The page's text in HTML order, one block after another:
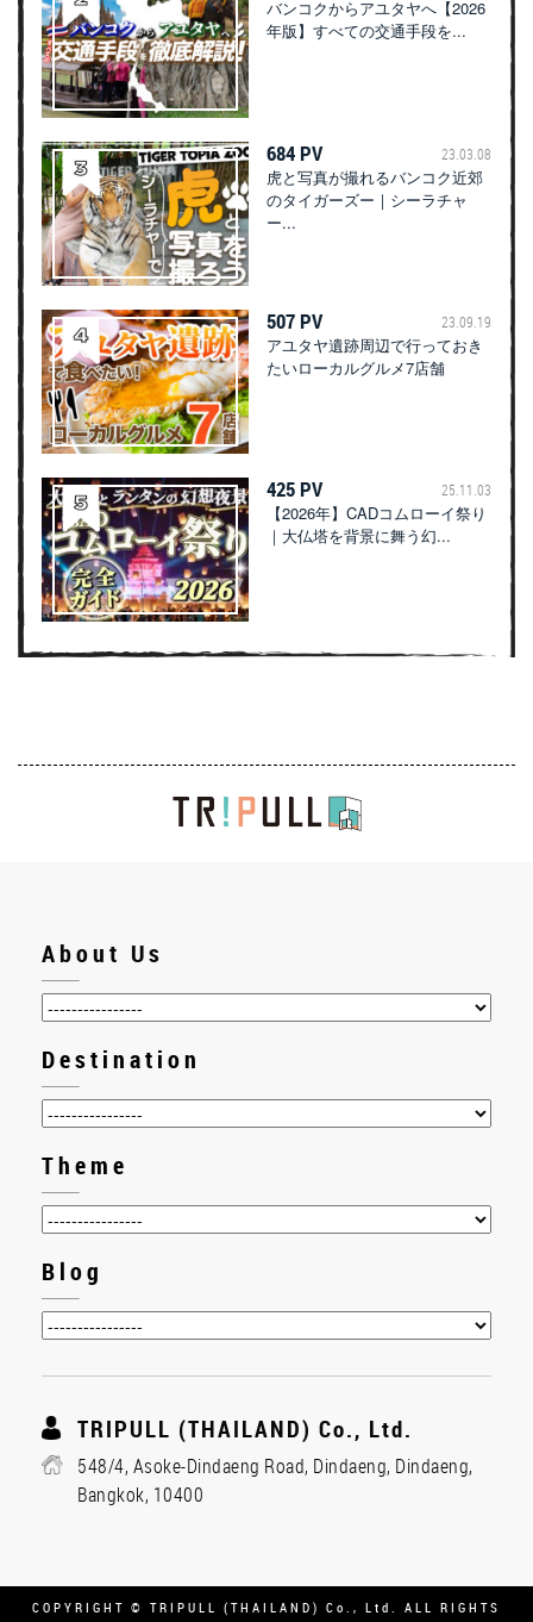
バンコクからアユタヤへ【2026
年版】すべての交通手段を...
684 PV 23.03.08
虎と写真が撮れるバンコク近郊
のタイガーズー｜シーラチャ
ー...
507 PV 23.09.19
アユタヤ遺跡周辺で行っておき
たいローカルグルメ7店舗
425 PV 25.11.03
【2026年】CADコムローイ祭り
｜大仏塔を背景に舞う幻...
About Us
Destination
Theme
Blog
TRIPULL (THAILAND) Co., Ltd.
548/4, Asoke-Dindaeng Road, Dindaeng, Dindaeng,
Bangkok, 10400
COPYRIGHT © TRIPULL (THAILAND) Co., Ltd. ALL RIGHTS